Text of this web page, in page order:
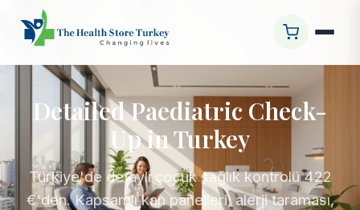
Detailed Paediatric Check-
Up in Turkey
Türkiye'de detaylı çocuk sağlık kontrolü 422
€'den. Kapsamlı kan panelleri, alerji taraması,